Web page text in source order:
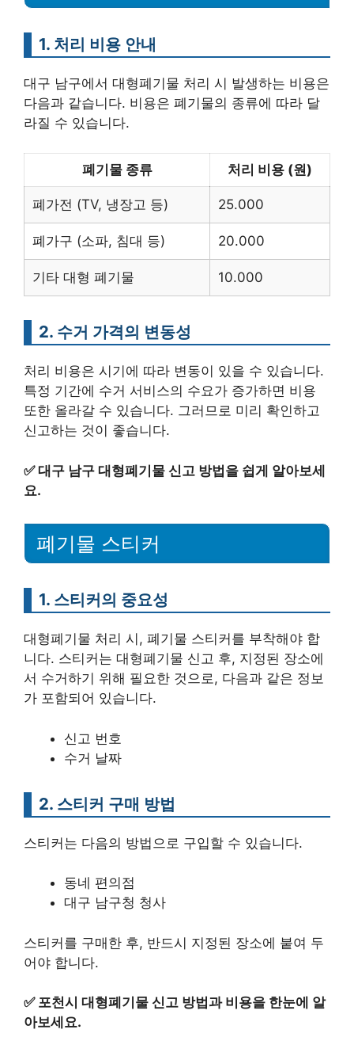
1. 처리 비용 안내
대구 남구에서 대형폐기물 처리 시 발생하는 비용은
다음과 같습니다. 비용은 폐기물의 종류에 따라 달
라질 수 있습니다.
폐기물 종류 처리 비용 (원)
폐가전 (TV, 냉장고 등) 25.000
폐가구 (소파, 침대 등) 20.000
기타 대형 폐기물 10.000
2. 수거 가격의 변동성
처리 비용은 시기에 따라 변동이 있을 수 있습니다.
특정 기간에 수거 서비스의 수요가 증가하면 비용
또한 올라갈 수 있습니다. 그러므로 미리 확인하고
신고하는 것이 좋습니다.
✅대구 남구 대형폐기물 신고 방법을 쉽게 알아보세
요.
폐기물 스티커
1. 스티커의 중요성
대형폐기물 처리 시, 폐기물 스티커를 부착해야 합
니다. 스티커는 대형폐기물 신고 후, 지정된 장소에
서 수거하기 위해 필요한 것으로, 다음과 같은 정보
가 포함되어 있습니다.
신고 번호
수거 날짜
2. 스티커 구매 방법
스티커는 다음의 방법으로 구입할 수 있습니다.
동네 편의점
대구 남구청 청사
스티커를 구매한 후, 반드시 지정된 장소에 붙여 두
어야 합니다.
✅ 포천시 대형폐기물 신고 방법과 비용을 한눈에 알
아보세요.